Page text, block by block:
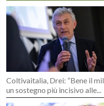
Coltivaitalia, Drei: “Bene il
un sostegno più incisivo alle...